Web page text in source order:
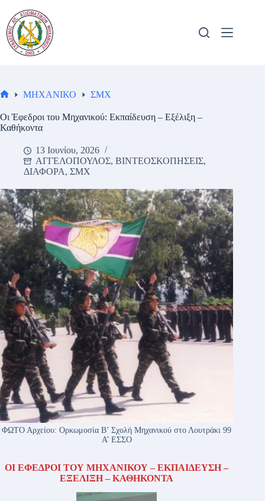
στο
περιεχόμενο
σελίδα
ΜΗΧΑΝΙΚΟ ΣΜΧ
Οι Έφεδροι του Μηχανικού: Εκπαίδευση – Εξέλιξη –
Καθήκοντα
13 Ιουνίου, 2026
ΑΓΓΕΛΟΠΟΥΛΟΣ, ΒΙΝΤΕΟΣΚΟΠΗΣΕΙΣ,
ΔΙΑΦΟΡΑ, ΣΜΧ
ΦΩΤΟ Αρχείου: Ορκωμοσία Β’ Σχολή Μηχανικού στο Λουτράκι 99
Α’ ΕΣΣΟ
ΟΙ ΕΦΕΔΡΟΙ ΤΟΥ ΜΗΧΑΝΙΚΟΥ – ΕΚΠΑΙΔΕΥΣΗ –
ΕΞΕΛΙΞΗ – ΚΑΘΗΚΟΝΤΑ